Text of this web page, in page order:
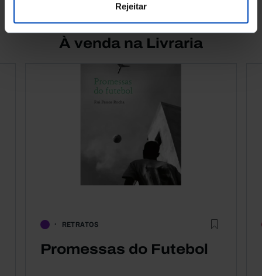
Rejeitar
À venda na Livraria
RETRATOS
Promessas do Futebol